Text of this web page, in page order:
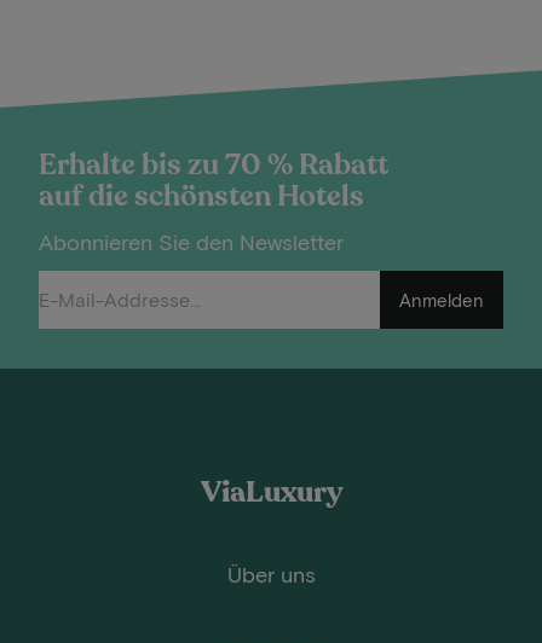
Erhalte bis zu 70 % Rabatt
auf die schönsten Hotels
Abonnieren Sie den Newsletter
Anmelden
ViaLuxury
Über uns